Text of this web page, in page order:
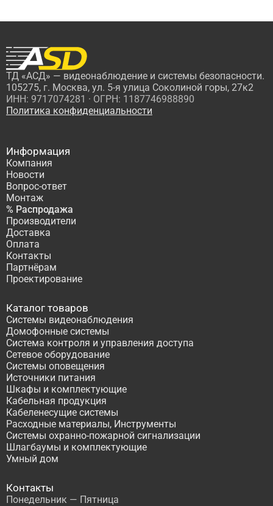
ТД «АСД» — видеонаблюдение и системы безопасности.
105275, г. Москва, ул. 5-я улица Соколиной горы, 27к2
ИНН: 9717074281 · ОГРН: 1187746988890
Политика конфиденциальности
Информация
Компания
Новости
Вопрос-ответ
Монтаж
% Распродажа
Производители
Доставка
Оплата
Контакты
Партнёрам
Проектирование
Каталог товаров
Системы видеонаблюдения
Домофонные системы
Система контроля и управления доступа
Сетевое оборудование
Системы оповещения
Источники питания
Шкафы и комплектующие
Кабельная продукция
Кабеленесущие системы
Расходные материалы, Инструменты
Системы охранно-пожарной сигнализации
Шлагбаумы и комплектующие
Умный дом
Контакты
Понедельник — Пятница